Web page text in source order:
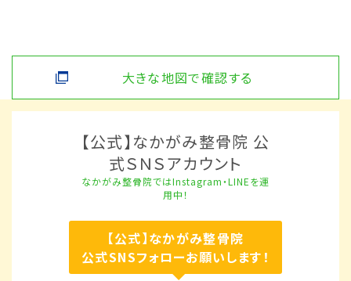
大きな地図で確認する
【公式】なかがみ整骨院 公
式ＳＮＳアカウント
なかがみ整骨院ではInstagram・LINEを運
用中！
【公式】なかがみ整骨院
公式SNSフォローお願いします！